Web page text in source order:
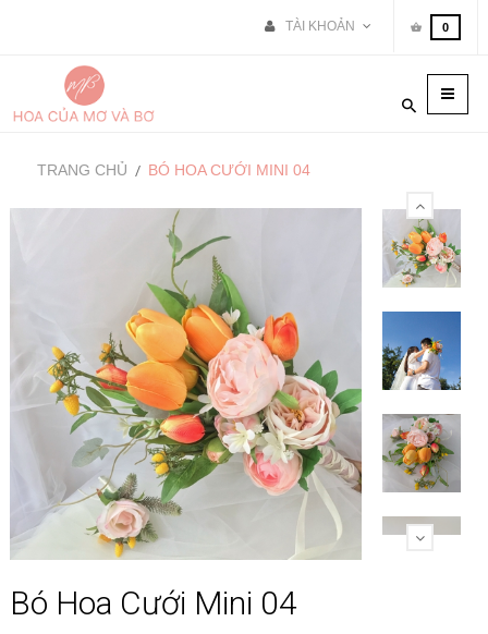
0
TÀI KHOẢN
Toggle
TRANG CHỦ BÓ HOA CƯỚI MINI 04
Bó Hoa Cưới Mini 04